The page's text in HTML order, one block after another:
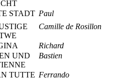
STADT Paul
Camille de Rosillon
Richard
UND
Bastien
TUTTE Ferrando